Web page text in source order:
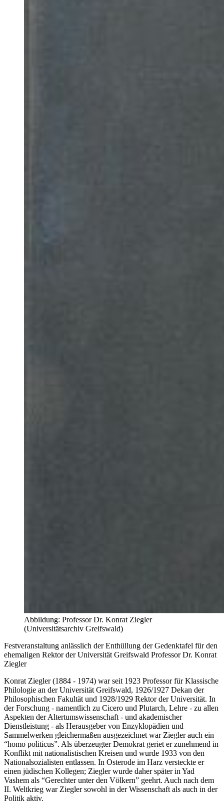
Abbildung: Professor Dr. Konrat Ziegler
(Universitätsarchiv Greifswald)
Festveranstaltung anlässlich der Enthüllung der Gedenktafel für den
ehemaligen Rektor der Universität Greifswald Professor Dr. Konrat
Ziegler
Konrat Ziegler (1884 - 1974) war seit 1923 Professor für Klassische
Philologie an der Universität Greifswald, 1926/1927 Dekan der
Philosophischen Fakultät und 1928/1929 Rektor der Universität. In
der Forschung - namentlich zu Cicero und Plutarch, Lehre - zu allen
Aspekten der Altertumswissenschaft - und akademischer
Dienstleistung - als Herausgeber von Enzyklopädien und
Sammelwerken gleichermaßen ausgezeichnet war Ziegler auch ein
“homo politicus”. Als überzeugter Demokrat geriet er zunehmend in
Konflikt mit nationalistischen Kreisen und wurde 1933 von den
Nationalsozialisten entlassen. In Osterode im Harz versteckte er
einen jüdischen Kollegen; Ziegler wurde daher später in Yad
Vashem als “Gerechter unter den Völkern” geehrt. Auch nach dem
II. Weltkrieg war Ziegler sowohl in der Wissenschaft als auch in der
Politik aktiv.